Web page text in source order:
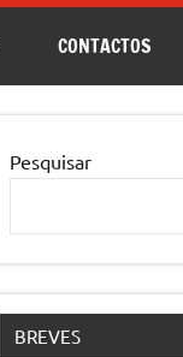
CONTACTOS
Pesquisar
BREVES